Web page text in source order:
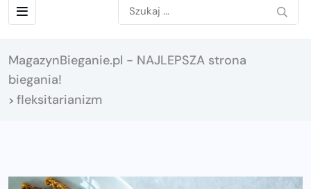
MagazynBieganie.pl - NAJLEPSZA strona
biegania!
> fleksitarianizm